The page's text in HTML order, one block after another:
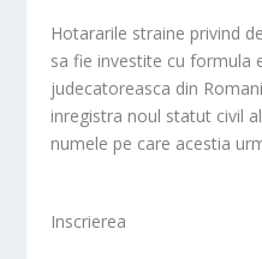
Hotararile straine privind
sa fie investite cu formula
judecatoreasca din
inregistra noul statut civil
numele pe care acestia
Inscrierea